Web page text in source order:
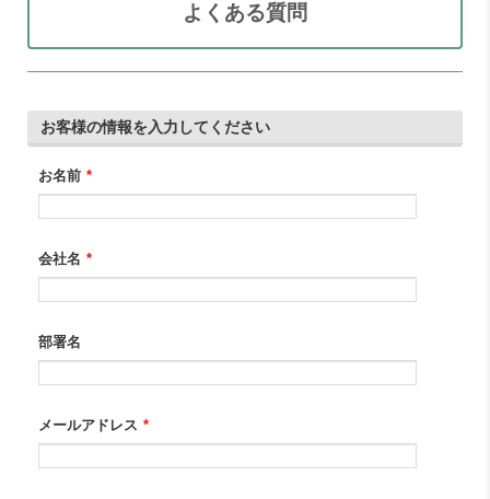
よくある質問
お客様の情報を入力してください
お名前 *
会社名 *
部署名
メールアドレス *